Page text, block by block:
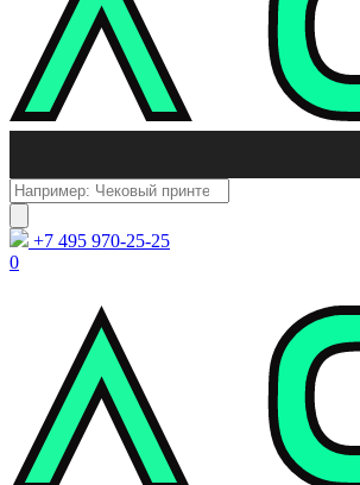
Поиск
товаров
+7 495 970-25-25
0